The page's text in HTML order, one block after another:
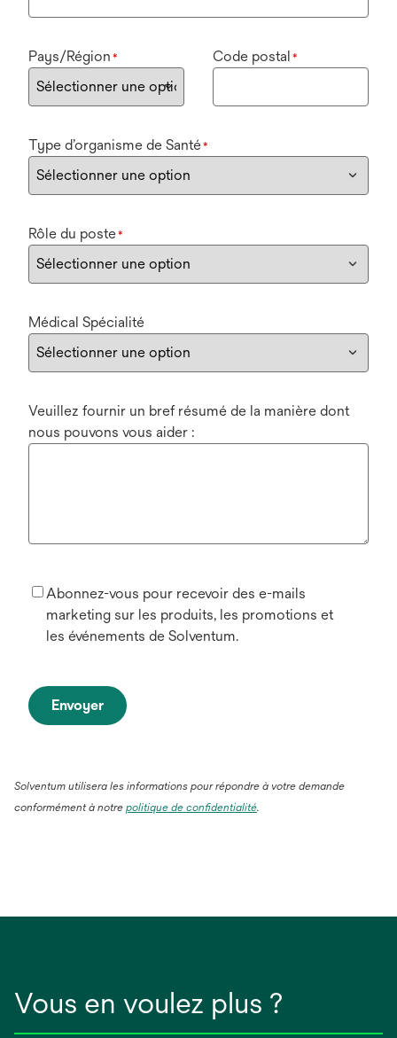
Pays/Région * Code postal *
Type d’organisme de Santé*
Rôle du poste*
Médical Spécialité
Veuillez fournir un bref résumé de la manière dont
nous pouvons vous aider :
Abonnez-vous pour recevoir des e-mails
marketing sur les produits, les promotions et
les événements de Solventum.
Envoyer
Solventum utilisera les informations pour répondre à votre demande
conformément à notre politique de confidentialité.
Vous en voulez plus ?